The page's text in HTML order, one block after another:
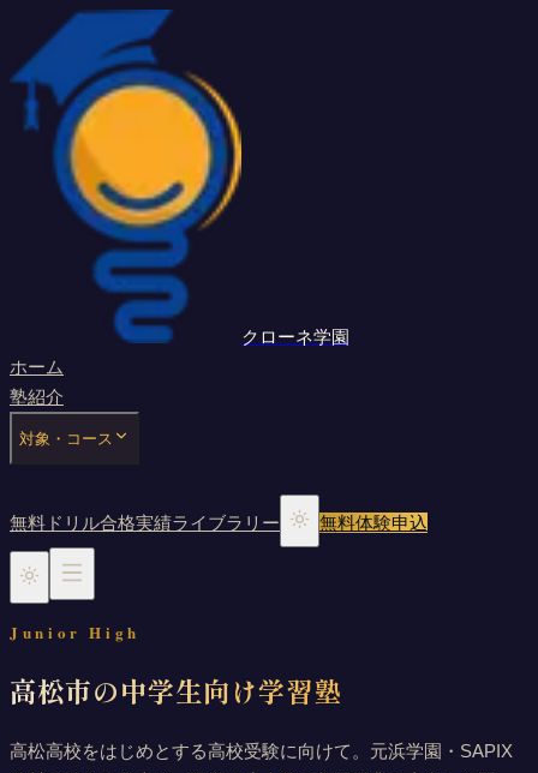
クローネ学園
ホーム
塾紹介
対象・コース
無料ドリル合格実績ライブラリー 無料体験申込
小学生（中学受験）中学生高校生時間割
Junior High
高松市の中学生向け学習塾
高松高校をはじめとする高校受験に向けて。元浜学園・SAPIX